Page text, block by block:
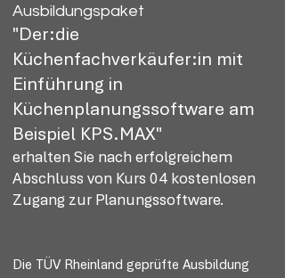
Ausbildungspaket
"Der:die
Küchenfachverkäufer:in mit
Einführung in
Küchenplanungssoftware am
Beispiel KPS.MAX"
erhalten Sie nach erfolgreichem
Abschluss von Kurs 04 kostenlosen
Zugang zur Planungssoftware.
Die TÜV Rheinland geprüfte Ausbildung